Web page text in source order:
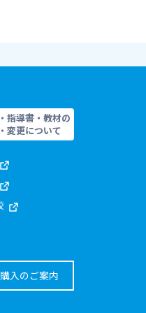
指導書・教材の
変更について
入のご案内